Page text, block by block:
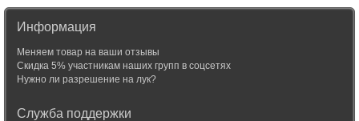
Информация
Меняем товар на ваши отзывы
Скидка 5% участникам наших групп в соцсетях
Нужно ли разрешение на лук?
Служба поддержки